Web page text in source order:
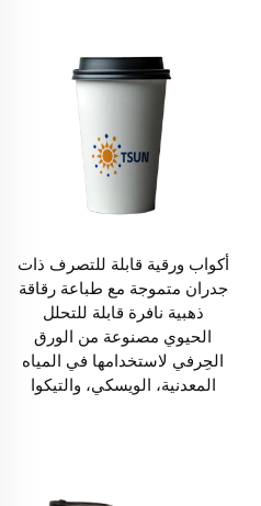
أكواب ورقية قابلة للتصرف ذات
جدران متموجة مع طباعة رقاقة
ذهبية نافرة قابلة للتحلل
الحيوي مصنوعة من الورق
الحِرفي لاستخدامها في المياه
المعدنية، الويسكي، والتيكوا